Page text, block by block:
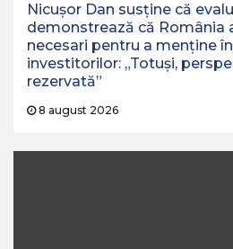
Nicușor Dan susține că
demonstrează că România
necesari pentru a menține
investitorilor: „Totuși,
rezervată”
8 august 2026